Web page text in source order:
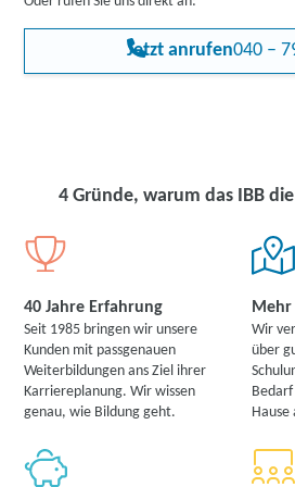
Jetzt anrufen040 –
4 Gründe, warum das IBB
40 Jahre Erfahrung
Seit 1985 bringen wir unsere
Kunden mit passgenauen
Weiterbildungen ans Ziel ihrer
Karriereplanung. Wir wissen
genau, wie Bildung geht.
Wir
über
Bedarf
Hause